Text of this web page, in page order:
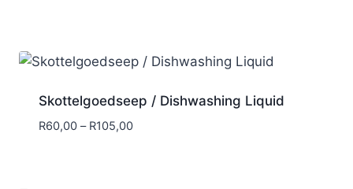
Skottelgoedseep / Dishwashing Liquid
R60,00 – R105,00Price